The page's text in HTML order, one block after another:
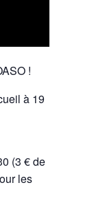
!
à 19
(3 € de
les